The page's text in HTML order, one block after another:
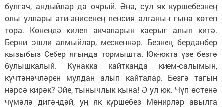
булгач, андыйлар да очрый. Әнә, сул як күршебезнең
олы уллары әти-әнисенең пенсия алганын гына көтеп
тора. Көнендә килеп акчаларын каерып алып китә.
Берни эшли алмыйлар, мескеннәр. Безнең бердәнбер
кызыбыз Себер ягында тормышта. Юк-юкта үзе безгә
булышкалый. Кунакка кайтканда кием-салымын,
күчтәнәчләрен мулдан алып кайталар. Безгә тагын
нәрсә кирәк? Әйе, тынычлык кына! Ә ул юк. Чүп өстенә
чүмәлә дигәндәй, уң як күршебез Мөнирләр авылга